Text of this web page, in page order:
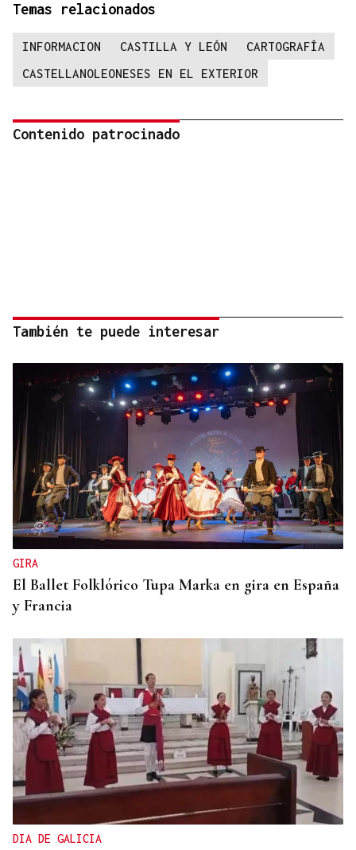
Temas relacionados
INFORMACION CASTILLA Y LEÓN
CARTOGRAFÍA
CASTELLANOLEONESES EN EL EXTERIOR
Contenido patrocinado
También te puede interesar
GIRA
El Ballet Folklórico Tupa Marka en gira en España
y Francia
DIA DE GALICIA